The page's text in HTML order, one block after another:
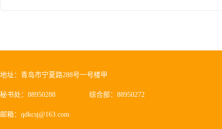
地址：青岛市宁夏路288号一号楼甲
秘书处：88950288 综合部：88950272
邮箱：qdkcsj@163.com